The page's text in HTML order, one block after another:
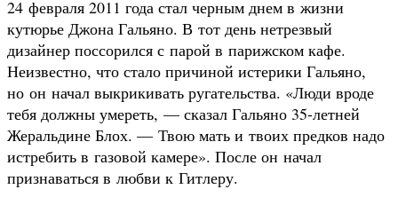
24 февраля 2011 года стал черным днем в жизни
кутюрье Джона Гальяно. В тот день нетрезвый
дизайнер поссорился с парой в парижском кафе.
Неизвестно, что стало причиной истерики Гальяно,
но он начал выкрикивать ругательства. «Люди вроде
тебя должны умереть, — сказал Гальяно 35-летней
Жеральдине Блох. — Твою мать и твоих предков надо
истребить в газовой камере». После он начал
признаваться в любви к Гитлеру.